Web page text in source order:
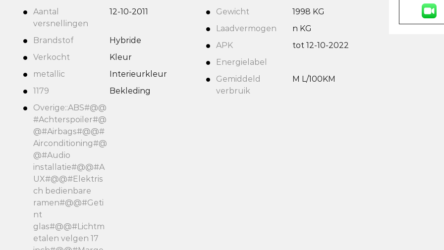
Aantal
versnellingen
12-10-2011
Brandstof
Hybride
Verkocht
Kleur
metallic
Interieurkleur
1179
Bekleding
Overige::ABS#@@
#Achterspoiler#@
@#Airbags#@@#
Airconditioning#@
@#Audio
installatie#@@#A
UX#@@#Elektris
ch bedienbare
ramen#@@#Geti
nt
glas#@@#Lichtm
etalen velgen 17
Gewicht
1998 KG
Laadvermogen
n KG
APK
tot 12-10-2022
Energielabel
Gemiddeld
verbruik
M L/100KM